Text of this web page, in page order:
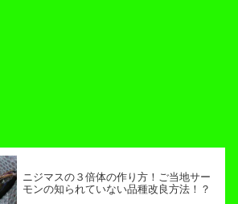
ニジマスの３倍体の作り方！ご当地サー
モンの知られていない品種改良方法！？